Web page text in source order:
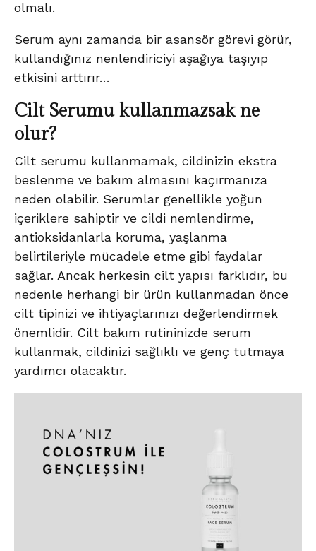
olmalı.
Serum aynı zamanda bir asansör görevi görür,
kullandığınız nenlendiriciyi aşağıya taşıyıp
etkisini arttırır…
Cilt Serumu kullanmazsak ne
olur?
Cilt serumu kullanmamak, cildinizin ekstra
beslenme ve bakım almasını kaçırmanıza
neden olabilir. Serumlar genellikle yoğun
içeriklere sahiptir ve cildi nemlendirme,
antioksidanlarla koruma, yaşlanma
belirtileriyle mücadele etme gibi faydalar
sağlar. Ancak herkesin cilt yapısı farklıdır, bu
nedenle herhangi bir ürün kullanmadan önce
cilt tipinizi ve ihtiyaçlarınızı değerlendirmek
önemlidir. Cilt bakım rutininizde serum
kullanmak, cildinizi sağlıklı ve genç tutmaya
yardımcı olacaktır.